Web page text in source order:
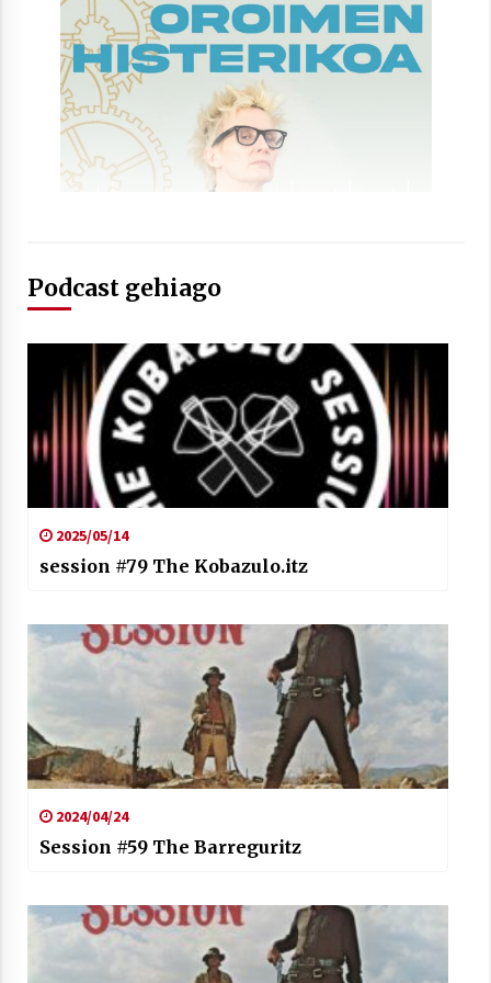
Podcast gehiago
2025/05/14
session #79 The Kobazulo.itz
2024/04/24
Session #59 The Barreguritz